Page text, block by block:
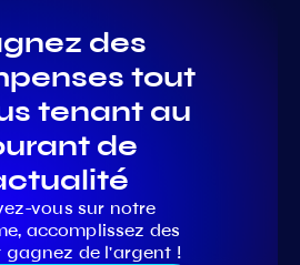
des
tout
tenant au
de
vous sur notre
accomplissez des
gagnez de l'argent !